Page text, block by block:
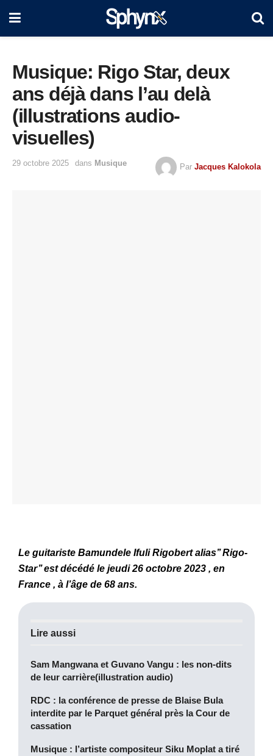
Musique: Rigo Star, deux
ans déjà dans l’au delà
(illustrations audio-
visuelles)
29 octobre 2025 dans Musique Par Jacques Kalokola
Le guitariste Bamundele Ifuli Rigobert alias’’ Rigo-
Star’’ est décédé le jeudi 26 octobre 2023 , en
France , à l’âge de 68 ans.
Lire aussi
Sam Mangwana et Guvano Vangu : les non-dits
de leur carrière(illustration audio)
RDC : la conférence de presse de Blaise Bula
interdite par le Parquet général près la Cour de
cassation
Musique : l’artiste compositeur Siku Moplat a tiré